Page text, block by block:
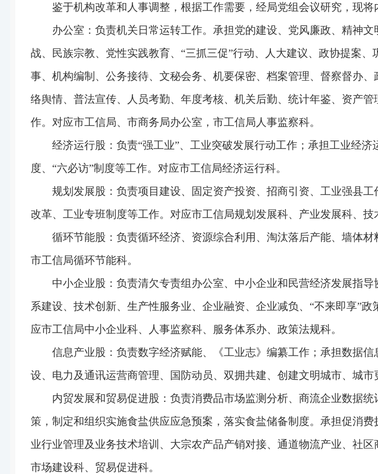
鉴于机构改革和人事调整，根据工作需要，经局党组会议研究，现将
办公室：负责机关日常运转工作。承担党的建设、党风廉政、精神
战、民族宗教、党性实践教育、“三抓三促”行动、人大建议、政协提案
事、机构编制、公务接待、文秘会务、机要保密、档案管理、督察督办
络舆情、普法宣传、人员考勤、年度考核、机关后勤、统计年鉴、资产
作。对应市工信局、市商务局办公室，市工信局人事监察科。
经济运行股：负责“强工业”、工业突破发展行动工作；承担工业经
度、“六必访”制度等工作。对应市工信局经济运行科。
规划发展股：负责项目建设、固定资产投资、招商引资、工业强县
改革、工业专班制度等工作。对应市工信局规划发展科、产业发展科、技
循环节能股：负责循环经济、资源综合利用、淘汰落后产能、墙体
市工信局循环节能科。
中小企业股：负责清欠专责组办公室、中小企业和民营经济发展指
系建设、技术创新、生产性服务业、企业融资、企业减负、“不来即享”
应市工信局中小企业科、人事监察科、服务体系办、政策法规科。
信息产业股：负责数字经济赋能、《工业志》编纂工作；承担数据
设、电力及通讯运营商管理、国防动员、双拥共建、创建文明城市、城
内贸发展和贸易促进股：负责消费品市场监测分析、商流企业数据
策，制定和组织实施食盐供应应急预案，落实食盐储备制度。承担促消
业行业管理及业务技术培训、大宗农产品产销对接、通道物流产业、社
市场建设科、贸易促进科。